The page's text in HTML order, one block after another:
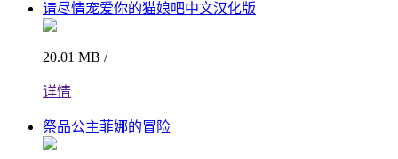
请尽情宠爱你的猫娘吧中文汉化版
20.01 MB /
详情
祭品公主菲娜的冒险